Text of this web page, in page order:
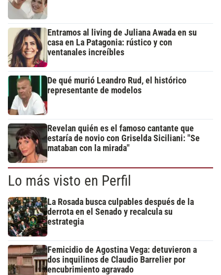
Entramos al living de Juliana Awada en su
casa en La Patagonia: rústico y con
ventanales increíbles
De qué murió Leandro Rud, el histórico
representante de modelos
Revelan quién es el famoso cantante que
estaría de novio con Griselda Siciliani: "Se
mataban con la mirada"
Lo más visto en Perfil
La Rosada busca culpables después de la
derrota en el Senado y recalcula su
estrategia
Femicidio de Agostina Vega: detuvieron a
dos inquilinos de Claudio Barrelier por
encubrimiento agravado